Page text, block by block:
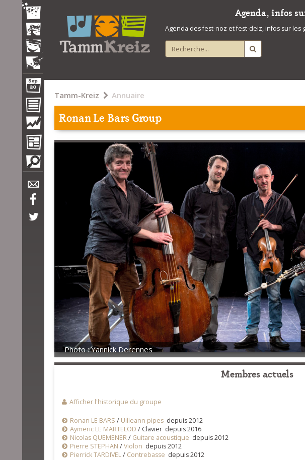
Agenda, infos
Agenda des fest-noz et fest-deiz, infos sur les
Tamm-Kreiz Annuaire
Ronan Le Bars Group
Photo : Yannick Derennes
Membres actuels
Afficher l'historique du groupe
Ronan LE BARS / Uilleann pipesdepuis 2012
Aymeric LE MARTELOD / Clavier depuis 2016
Nicolas QUEMENER/ Guitare acoustique depuis 2012
Pierre STEPHAN /Violon depuis 2012
Pierrick TARDIVEL/ Contrebasse depuis 2012